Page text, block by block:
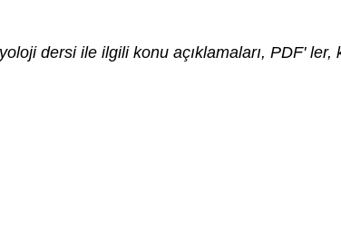
dersi ile ilgili konu açıklamaları, PDF'